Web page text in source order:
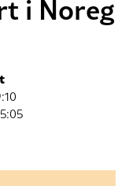
i Noreg